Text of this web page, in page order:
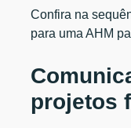
Confira na
para uma AHM
projetos